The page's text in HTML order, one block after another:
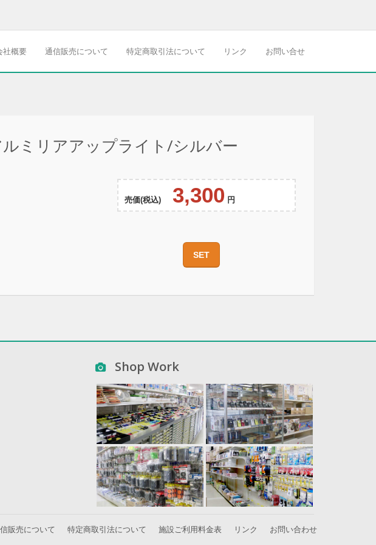
社概要 通信販売について 特定商取引法について リンク お問い合せ
ミリアアップライト/シルバー
売価(税込) 3,300 円
SET
Shop Work
販売について 特定商取引法について 施設ご利用料金表 リンク お問い合わせ